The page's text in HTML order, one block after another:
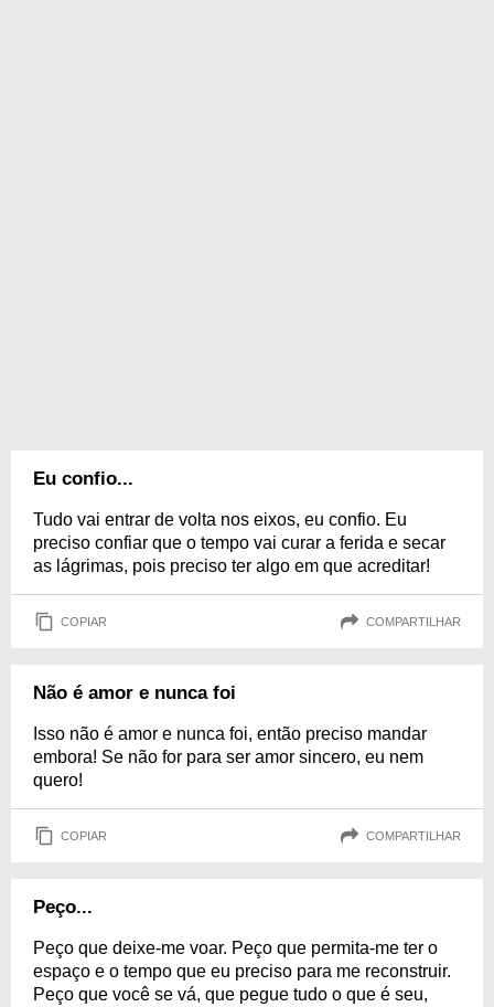
Eu confio...
Tudo vai entrar de volta nos eixos, eu confio. Eu
preciso confiar que o tempo vai curar a ferida e secar
as lágrimas, pois preciso ter algo em que acreditar!
COPIAR COMPARTILHAR
Não é amor e nunca foi
Isso não é amor e nunca foi, então preciso mandar
embora! Se não for para ser amor sincero, eu nem
quero!
COPIAR COMPARTILHAR
Peço...
Peço que deixe-me voar. Peço que permita-me ter o
espaço e o tempo que eu preciso para me reconstruir.
Peço que você se vá, que pegue tudo o que é seu,